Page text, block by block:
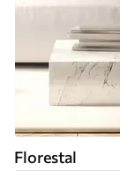
Florestal